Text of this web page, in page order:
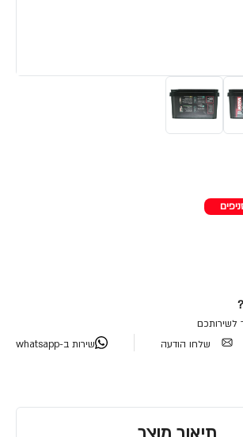
לשירותכם
שלחו הודעה שירות ב-whatsapp